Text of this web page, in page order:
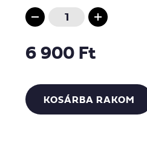
6 900 Ft
KOSÁRBA RAKOM